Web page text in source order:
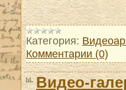
Категория:
Комментарии (0)
Видео-